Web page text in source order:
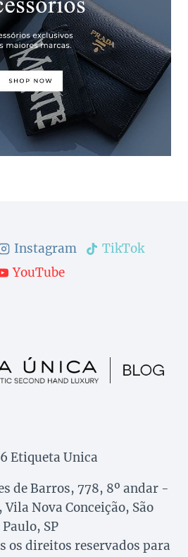
Instagram
TikTok
YouTube
Etiqueta Unica
de Barros, 778, 8º andar -
Vila Nova Conceição, São
Paulo, SP
os direitos reservados para